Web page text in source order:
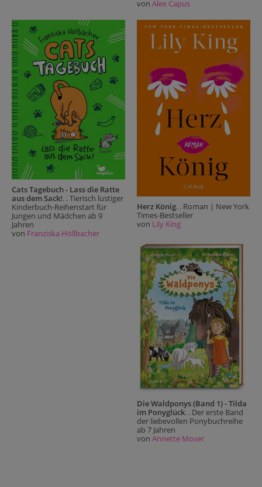
von Alex Capus
Cats Tagebuch - Lass die Ratte
aus dem Sack!. . Tierisch lustiger
Kinderbuch-Reihenstart für
Jungen und Mädchen ab 9
Jahren
von Franziska Höllbacher
Herz König. . Roman | New York
Times-Bestseller
von Lily King
Die Waldponys (Band 1) - Tilda
im Ponyglück. . Der erste Band
der liebevollen Ponybuchreihe
ab 7 Jahren
von Annette Moser